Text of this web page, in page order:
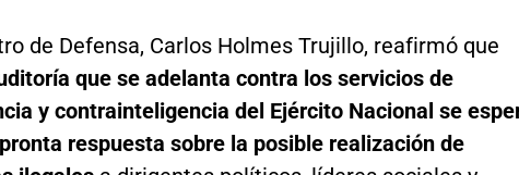
de Defensa, Carlos Holmes Trujillo, reafirmó que
que se adelanta contra los servicios de
y contrainteligencia del Ejército Nacional se
respuesta sobre la posible realización de